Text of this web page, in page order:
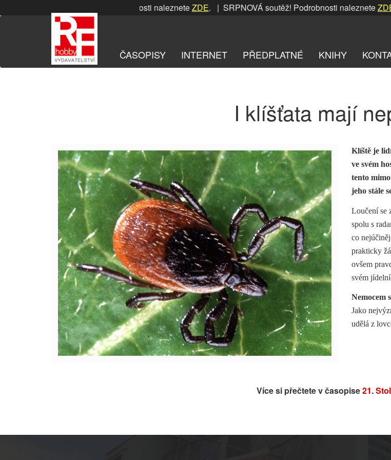
na
SRPNOVÁ soutěž! Podrobnosti nalezneteZDE. | SRPNOVÁ soutěž! Podrobnosti nalezneteZDE.
ČASOPISY INTERNET PŘEDPLATNÉ KNIHY
I klíšťata mají
Klíště je
ve svém
tento
jeho stále
Loučení se
spolu s
co
prakticky
ovšem
svém
Nemocem
Jako
udělá z
Více si přečtete v časopise21.